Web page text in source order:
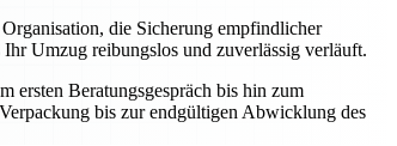
die Sicherung empfindlicher
Umzug reibungslos und zuverlässig verläuft.
ersten Beratungsgespräch bis hin zum
bis zur endgültigen Abwicklung des